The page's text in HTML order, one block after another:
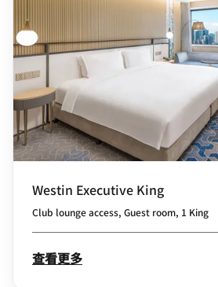
Westin Executive King
Club lounge access, Guest room, 1 King
查看更多